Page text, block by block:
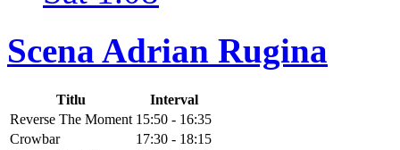
Scena Adrian Rugina
Titlu
Interval
Reverse The Moment 15:50 - 16:35
Crowbar
17:30 - 18:15